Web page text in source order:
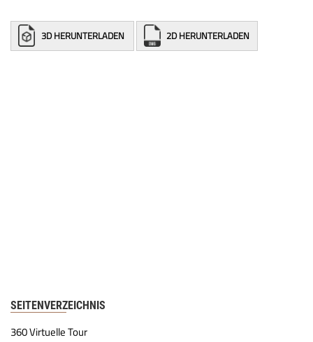
3D HERUNTERLADEN 2D HERUNTERLADEN
SEITENVERZEICHNIS
360 Virtuelle Tour